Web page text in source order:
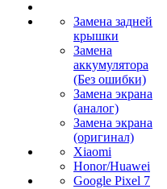
Замена задней
крышки
Замена
аккумулятора
(Без ошибки)
Замена экрана
(аналог)
Замена экрана
(оригинал)
Xiaomi
Honor/Huawei
Google Pixel 7